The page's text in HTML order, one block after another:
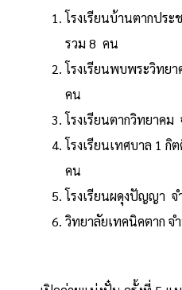
โรงเรียนบ้านตากปร
รวม 8 คน
โรงเรียนพบพระวิทย
คน
โรงเรียนตากวิทยาค
โรงเรียนเทศบาล 1 กิ
คน
โรงเรียนผดุงปัญญา
วิทยาลัยเทคนิคตาก จ